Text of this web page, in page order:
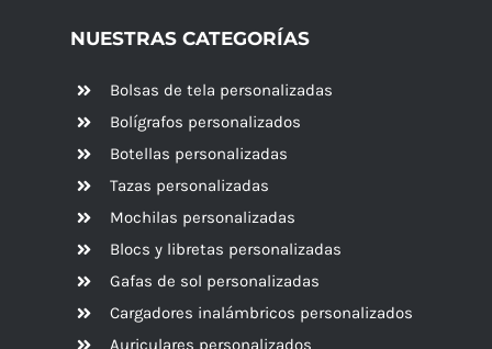
NUESTRAS CATEGORÍAS
Bolsas de tela personalizadas
Bolígrafos personalizados
Botellas personalizadas
Tazas personalizadas
Mochilas personalizadas
Blocs y libretas personalizadas
Gafas de sol personalizadas
Cargadores inalámbricos personalizados
Auriculares personalizados